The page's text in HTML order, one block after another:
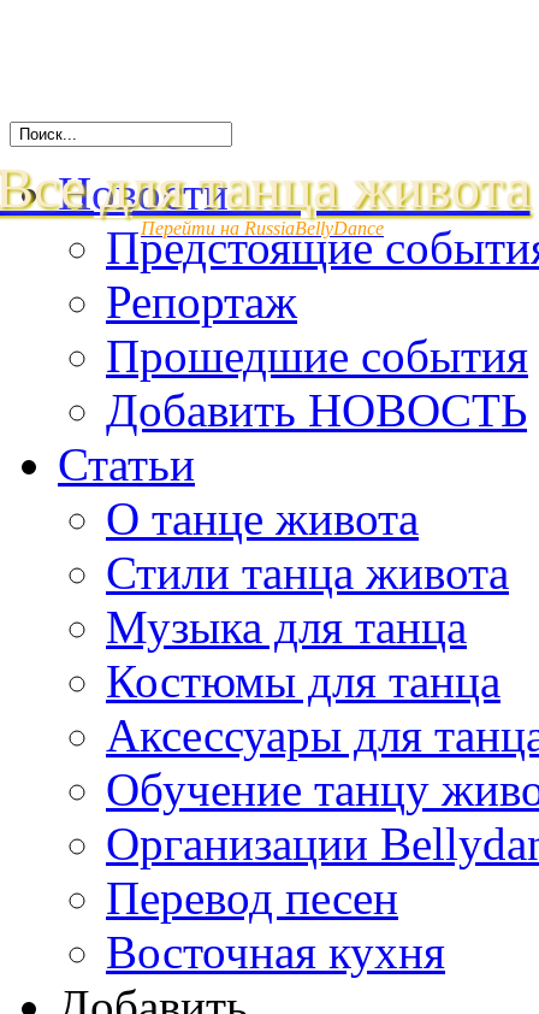
для танца живота
Перейти на RussiaBellyDance
Новости
Предстоящие
Репортаж
Прошедшие события
Добавить НОВОСТЬ
Статьи
О танце живота
Стили танца живота
Музыка для танца
Костюмы для танца
Аксессуары для
Обучение танцу
Организации
Перевод песен
Восточная кухня